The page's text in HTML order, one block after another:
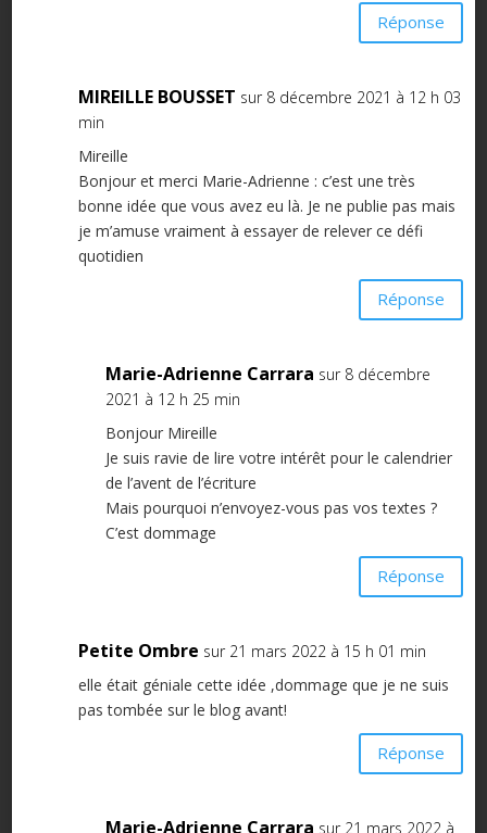
Réponse
MIREILLE BOUSSET sur 8 décembre 2021 à 12 h 03
min
Mireille
Bonjour et merci Marie-Adrienne : c’est une très
bonne idée que vous avez eu là. Je ne publie pas mais
je m’amuse vraiment à essayer de relever ce défi
quotidien
Réponse
Marie-Adrienne Carrara sur 8 décembre
2021 à 12 h 25 min
Bonjour Mireille
Je suis ravie de lire votre intérêt pour le calendrier
de l’avent de l’écriture
Mais pourquoi n’envoyez-vous pas vos textes ?
C’est dommage
Réponse
Petite Ombre sur 21 mars 2022 à 15 h 01 min
elle était géniale cette idée ,dommage que je ne suis
pas tombée sur le blog avant!
Réponse
Marie-Adrienne Carrara sur 21 mars 2022 à